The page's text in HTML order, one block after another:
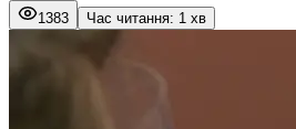
1383 Час читання: 1 хв